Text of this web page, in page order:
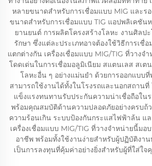
หลายขนาดสำหรับการเชื่อมแบบ MIG และร
ขนาดสำหรับการเชื่อมแบบ TIG แอปพลิเคชัน
ยานยนต์ การผลิตโครงสร้างโลหะ งานศิลป
รักษา ซึ่งแต่ละประเภทอาจต้องใช้วิธีการเชื่
แตกต่างกัน เครื่องเชื่อมแบบ MIG/TIG ที่วางจ
โดดเด่นในการเชื่อมอลูมิเนียม สแตนเลส สเต
โลหะอื่น ๆ อย่างแม่นยำ ด้วยการออกแบบ
สามารถใช้งานได้ทั้งในโรงรถและนอกสถาน
แข็งแรงทนทานรับประกันความน่าเชื่อถือในร
พร้อมคุณสมบัติด้านความปลอดภัยอย่างครบถ้
ความร้อนเกิน ระบบป้องกันกระแสไฟฟ้าล้น แ
เครื่องเชื่อมแบบ MIG/TIG ที่วางจำหน่ายนี้ม
อาชีพ พร้อมทั้งใช้งานง่ายสำหรับผู้ปฏิบัติงา
เป็นการลงทุนที่คุ้มค่าอย่างยิ่งสำหรับผู้ที่ใส่ใ